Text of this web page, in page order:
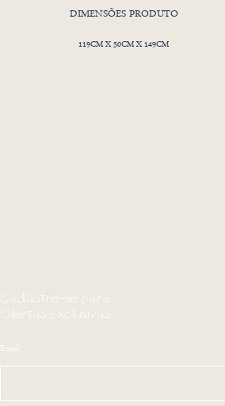
DIMENSÕES PRODUTO
119CM X 50CM X 149CM
Cadastre-se para
Ofertas Exclusivas
Email*